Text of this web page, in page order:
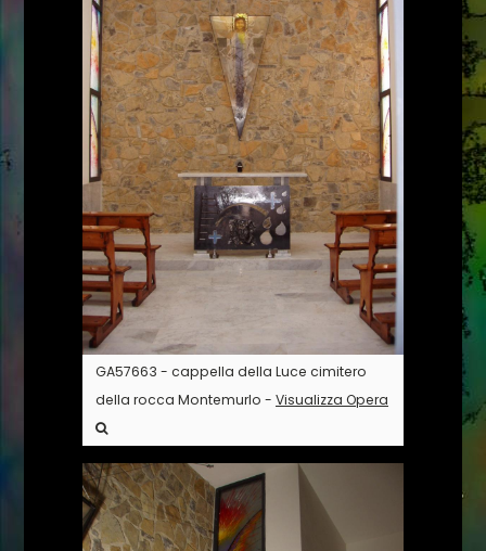
GA57663 - cappella della Luce cimitero
della rocca Montemurlo - Visualizza Opera